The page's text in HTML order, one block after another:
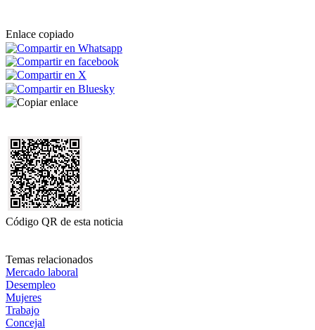
Enlace copiado
Código QR de esta noticia
Temas relacionados
Mercado laboral
Desempleo
Mujeres
Trabajo
Concejal